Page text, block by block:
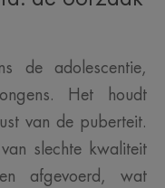
de adolescentie,
Het houdt
van de puberteit.
slechte kwaliteit
afgevoerd, wat